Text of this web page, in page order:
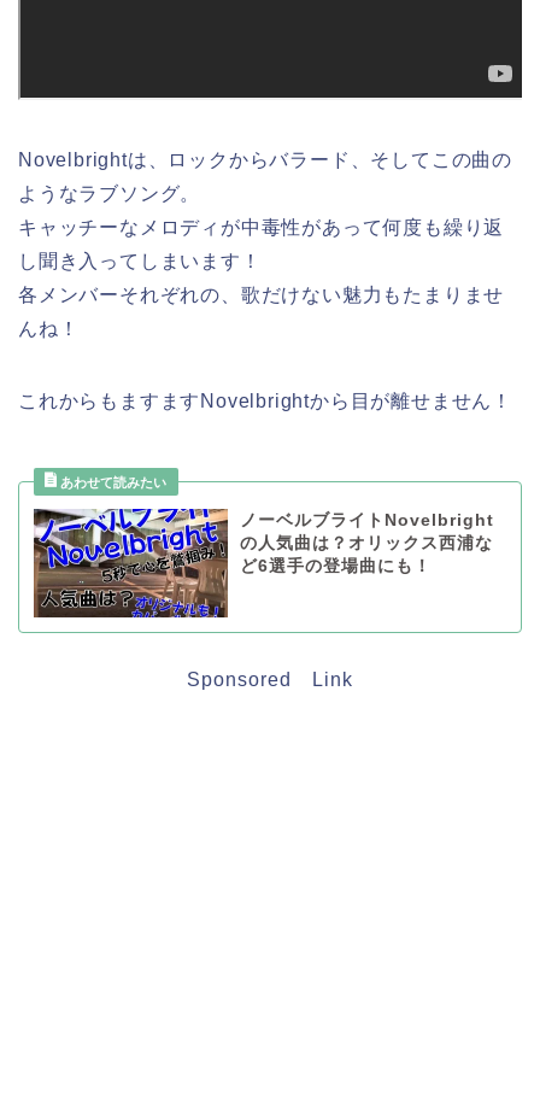
Novelbrightは、ロックからバラード、そしてこの曲の
ようなラブソング。
キャッチーなメロディが中毒性があって何度も繰り返
し聞き入ってしまいます！
各メンバーそれぞれの、歌だけない魅力もたまりませ
んね！
これからもますますNovelbrightから目が離せません！
ノーベルブライトNovelbright
の人気曲は？オリックス西浦な
ど6選手の登場曲にも！
Sponsored Link